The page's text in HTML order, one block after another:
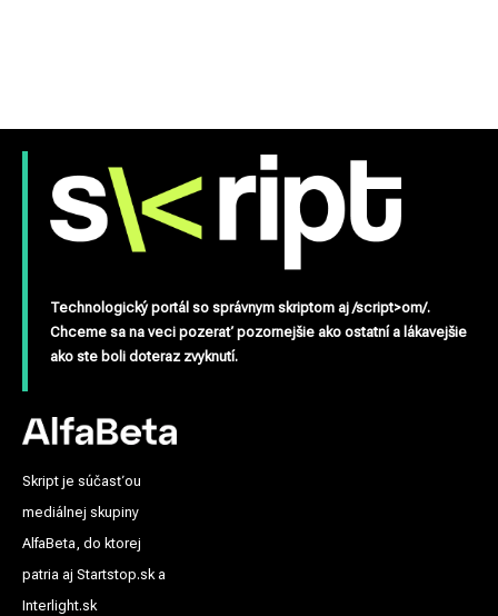
Technologický portál so správnym skriptom aj /script>om/.
Chceme sa na veci pozerať pozornejšie ako ostatní a lákavejšie
ako ste boli doteraz zvyknutí.
Skript je súčasťou
mediálnej skupiny
AlfaBeta, do ktorej
patria aj Startstop.sk a
Interlight.sk